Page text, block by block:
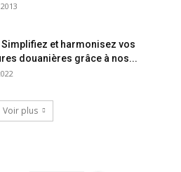
Simplifiez et harmonisez vos
douanières grâce à nos...
Voir plus